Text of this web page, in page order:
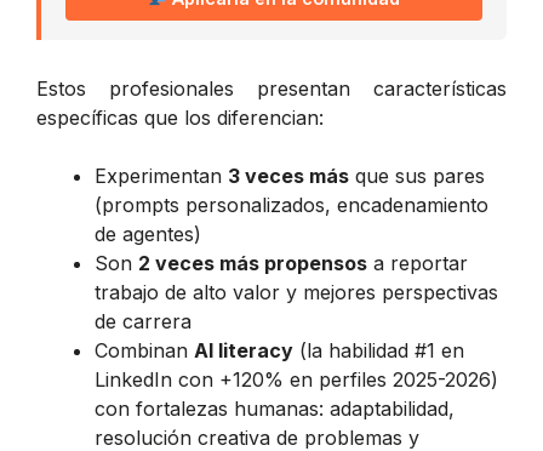
Estos profesionales presentan características
específicas que los diferencian:
Experimentan 3 veces más que sus pares
(prompts personalizados, encadenamiento
de agentes)
Son 2 veces más propensos a reportar
trabajo de alto valor y mejores perspectivas
de carrera
Combinan AI literacy (la habilidad #1 en
LinkedIn con +120% en perfiles 2025-2026)
con fortalezas humanas: adaptabilidad,
resolución creativa de problemas y